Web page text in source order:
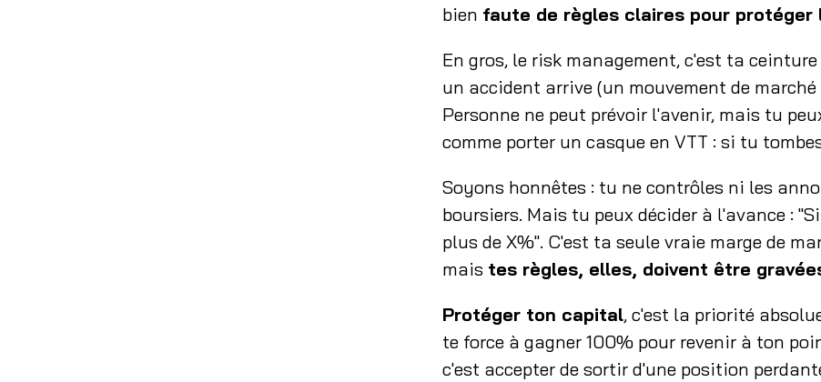
bien faute de règles claires pour
En gros, le risk management, c'est ta
un accident arrive (un mouvement de
Personne ne peut prévoir l'avenir, mais tu
comme porter un casque en VTT : si tu
Soyons honnêtes : tu ne contrôles ni les
boursiers. Mais tu peux décider à l'avance :
plus de X%". C'est ta seule vraie marge de
mais tes règles, elles, doivent être
Protéger ton capital, c'est la priorité
te force à gagner 100% pour revenir à ton
c'est accepter de sortir d'une position